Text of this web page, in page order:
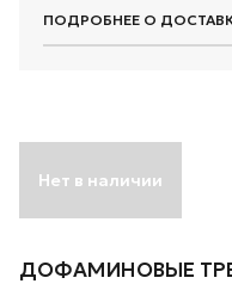
ПОДРОБНЕЕ О
Нет в наличии
ДОФАМИНОВЫЕ